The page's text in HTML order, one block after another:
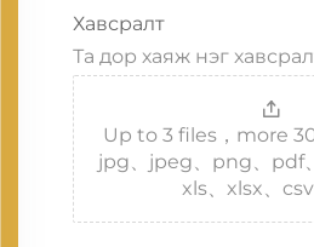
Хавсралт
Та дор хаяж нэг
Up to 3 files，more
jpg、jpeg、png、pdf
xls、xlsx、